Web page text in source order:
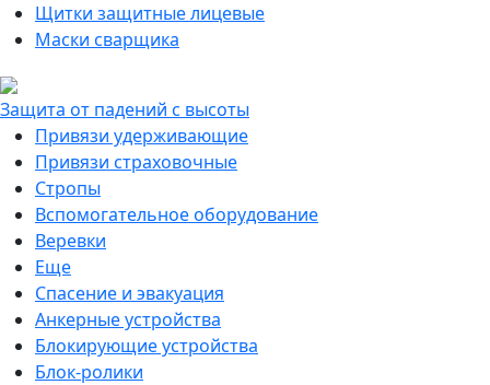
Щитки защитные лицевые
Маски сварщика
Защита от падений с высоты
Привязи удерживающие
Привязи страховочные
Стропы
Вспомогательное оборудование
Веревки
Еще
Спасение и эвакуация
Анкерные устройства
Блокирующие устройства
Блок-ролики